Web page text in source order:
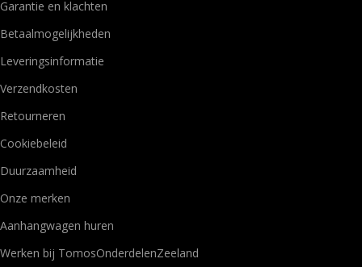
Garantie en klachten
Betaalmogelijkheden
Leveringsinformatie
Verzendkosten
Retourneren
Cookiebeleid
Duurzaamheid
Onze merken
Aanhangwagen huren
Werken bij TomosOnderdelenZeeland